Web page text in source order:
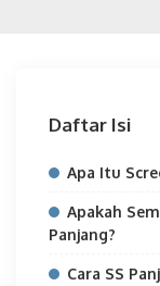
Daftar Isi
Apa Itu
Apakah
Panjang?
Cara SS